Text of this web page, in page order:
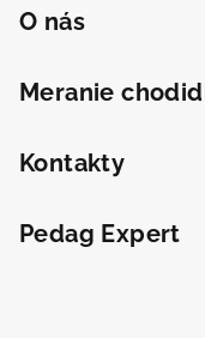
O nás
Meranie
Kontakty
Pedag Expert